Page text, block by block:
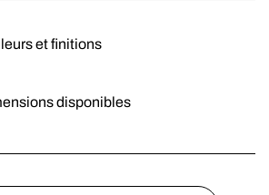
et finitions
disponibles